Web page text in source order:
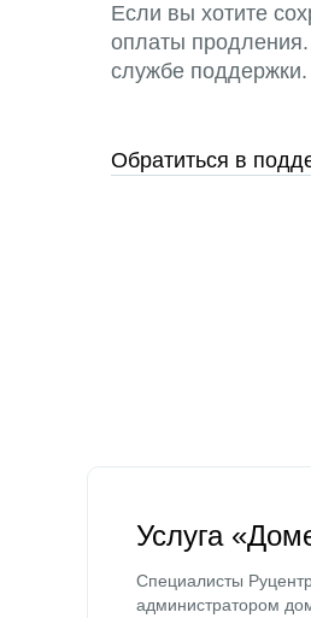
Если вы хотите
оплаты продления.
службе поддержки.
Обратиться в
Услуга
Специалисты
администратором